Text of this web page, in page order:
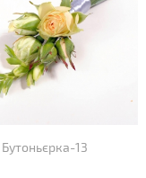
Бутоньєрка-13